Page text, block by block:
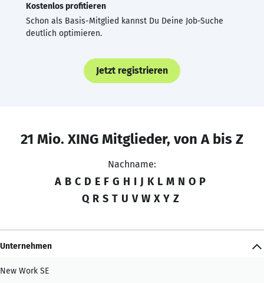
Kostenlos profitieren
Schon als Basis-Mitglied kannst Du Deine Job-Suche
deutlich optimieren.
Jetzt registrieren
21 Mio. XING Mitglieder, von A bis Z
Nachname:
A B C D E F G H I J K L M N O P
Q R S T U V W X Y Z
Unternehmen
New Work SE